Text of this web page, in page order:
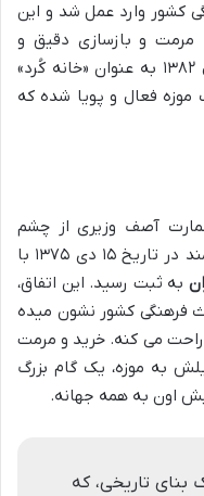
کشور وارد عمل شد و این
مرمت و بازسازی دقیق و
هنرمندانه، بالاخره عمارت آصف در سال ۱۳۸۲ به عنوان «خانه کُرد»
موزه فعال و پویا شده که
آصف وزیری از چشم
مسئولین پنهان نموند و این بنای ارزشمند در تاریخ ۱۵ دی ۱۳۷۵ با
به ثبت رسید. این اتفاق،
فرهنگی کشور نشون میده
می کنه. خرید و مرمت
به موزه، یک گام بزرگ
اون به همه جهانه.
بنای تاریخی، که